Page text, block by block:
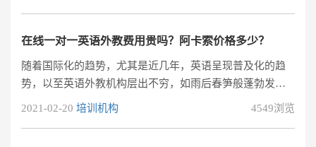
的学习方式。
在线一对一英语外教费用贵吗？阿卡索价格多少？
随着国际化的趋势，尤其是近几年，英语呈现普及化的趋
势，以至英语外教机构层出不穷，如雨后春笋般蓬勃发展
起来，但目前英语培训机构市场还是会出现一些乱收费，
2021-02-20 培训机构 4549浏览